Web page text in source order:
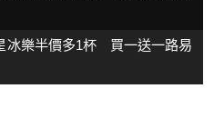
冰樂半價多1杯 買一送一路易